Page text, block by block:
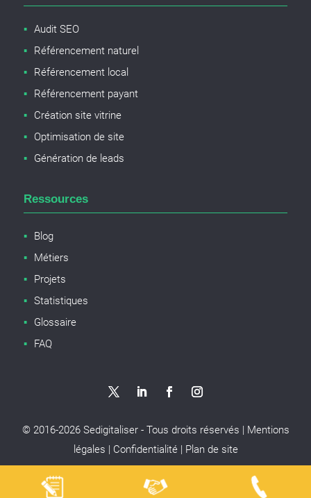
Audit SEO
Référencement naturel
Référencement local
Référencement payant
Création site vitrine
Optimisation de site
Génération de leads
Ressources
Blog
Métiers
Projets
Statistiques
Glossaire
FAQ
© 2016-2026Sedigitaliser - Tous droits réservés | Mentions
légales | Confidentialité| Plan de site